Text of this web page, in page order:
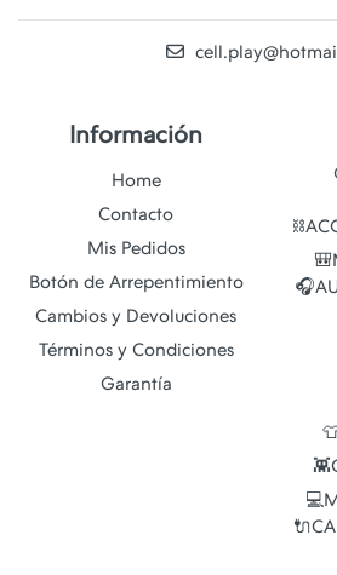
Información
Home
Contacto
Mis Pedidos
Botón de Arrepentimiento
Cambios y Devoluciones
Términos y Condiciones
Garantía